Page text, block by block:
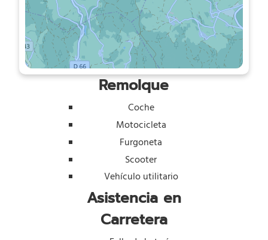
Remolque
Coche
Motocicleta
Furgoneta
Scooter
Vehículo utilitario
Asistencia en
Carretera